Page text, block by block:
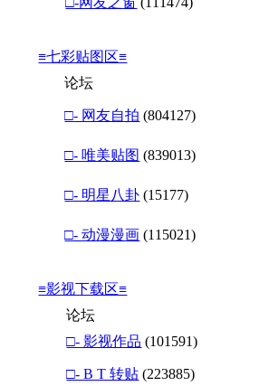
≡七彩贴图区≡
论坛
□- 网友自拍 (804127)
□- 唯美贴图 (839013)
□- 明星八卦 (15177)
□- 动漫漫画 (115021)
≡影视下载区≡
论坛
□- 影视作品 (101591)
□- B T 转贴 (223885)